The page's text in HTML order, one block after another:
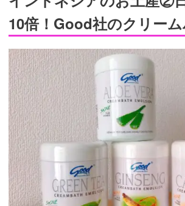
10倍！Good社のクリー